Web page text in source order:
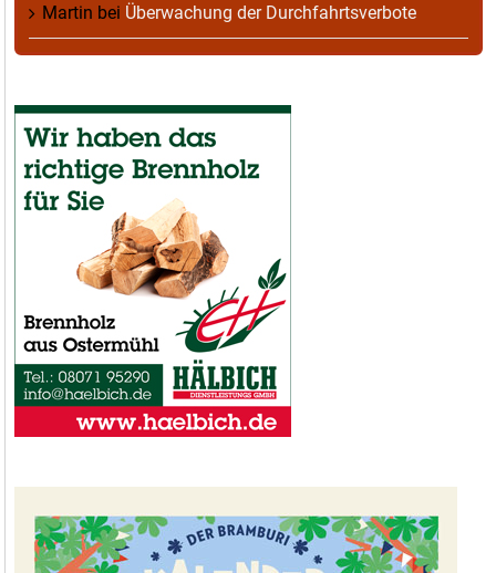
Martin bei Überwachung der Durchfahrtsverbote